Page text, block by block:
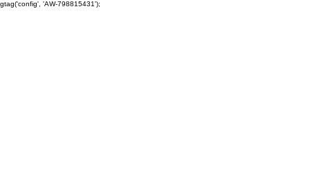
gtag('config', 'AW-798815431');